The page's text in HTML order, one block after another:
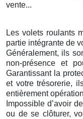
vente...
Les volets roulants
partie intégrante de
Généralement, ils
non-présence et
Garantissant la
et votre trésorerie,
entièrement
Impossible d’avoir
ou de se clôturer,